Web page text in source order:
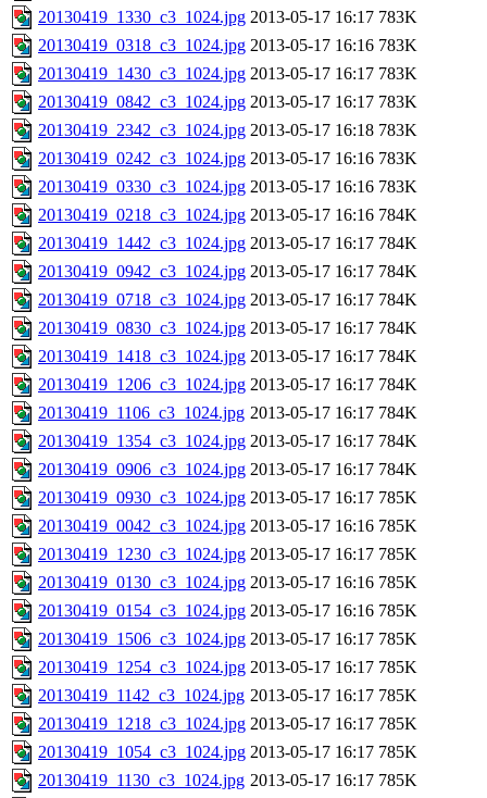
20130419_1330_c3_1024.jpg 2013-05-17 16:17 783K
20130419_0318_c3_1024.jpg 2013-05-17 16:16 783K
20130419_1430_c3_1024.jpg 2013-05-17 16:17 783K
20130419_0842_c3_1024.jpg 2013-05-17 16:17 783K
20130419_2342_c3_1024.jpg 2013-05-17 16:18 783K
20130419_0242_c3_1024.jpg 2013-05-17 16:16 783K
20130419_0330_c3_1024.jpg 2013-05-17 16:16 783K
20130419_0218_c3_1024.jpg 2013-05-17 16:16 784K
20130419_1442_c3_1024.jpg 2013-05-17 16:17 784K
20130419_0942_c3_1024.jpg 2013-05-17 16:17 784K
20130419_0718_c3_1024.jpg 2013-05-17 16:17 784K
20130419_0830_c3_1024.jpg 2013-05-17 16:17 784K
20130419_1418_c3_1024.jpg 2013-05-17 16:17 784K
20130419_1206_c3_1024.jpg 2013-05-17 16:17 784K
20130419_1106_c3_1024.jpg 2013-05-17 16:17 784K
20130419_1354_c3_1024.jpg 2013-05-17 16:17 784K
20130419_0906_c3_1024.jpg 2013-05-17 16:17 784K
20130419_0930_c3_1024.jpg 2013-05-17 16:17 785K
20130419_0042_c3_1024.jpg 2013-05-17 16:16 785K
20130419_1230_c3_1024.jpg 2013-05-17 16:17 785K
20130419_0130_c3_1024.jpg 2013-05-17 16:16 785K
20130419_0154_c3_1024.jpg 2013-05-17 16:16 785K
20130419_1506_c3_1024.jpg 2013-05-17 16:17 785K
20130419_1254_c3_1024.jpg 2013-05-17 16:17 785K
20130419_1142_c3_1024.jpg 2013-05-17 16:17 785K
20130419_1218_c3_1024.jpg 2013-05-17 16:17 785K
20130419_1054_c3_1024.jpg 2013-05-17 16:17 785K
20130419_1130_c3_1024.jpg 2013-05-17 16:17 785K